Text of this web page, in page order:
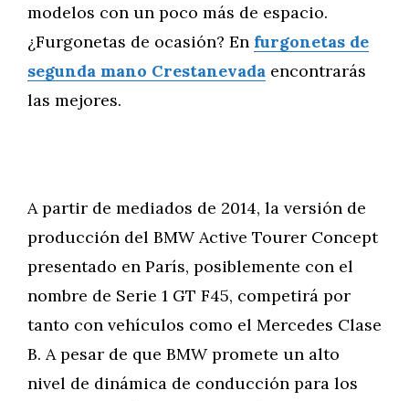
modelos con un poco más de espacio.
¿Furgonetas de ocasión? En furgonetas de
segunda mano Crestanevada encontrarás
las mejores.
A partir de mediados de 2014, la versión de
producción del BMW Active Tourer Concept
presentado en París, posiblemente con el
nombre de Serie 1 GT F45, competirá por
tanto con vehículos como el Mercedes Clase
B. A pesar de que BMW promete un alto
nivel de dinámica de conducción para los